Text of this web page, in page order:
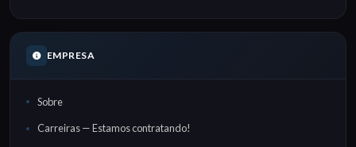
EMPRESA
Sobre
Carreiras — Estamos contratando!